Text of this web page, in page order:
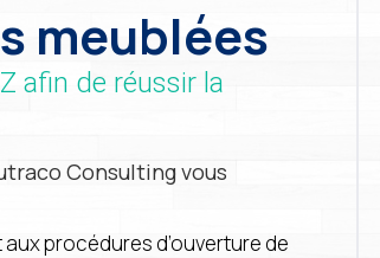
meublées
afin de réussir la
Consulting vous
procédures d’ouverture de